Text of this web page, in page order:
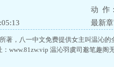
动 作：
最新章
著，八一中文免费提供女主叫温沁的
www.81zw.vip 温沁羽虞司邈笔趣阁